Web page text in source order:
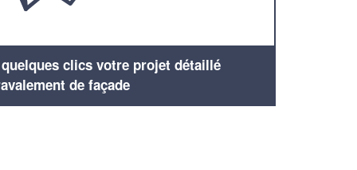
clics votre projet détaillé
de façade